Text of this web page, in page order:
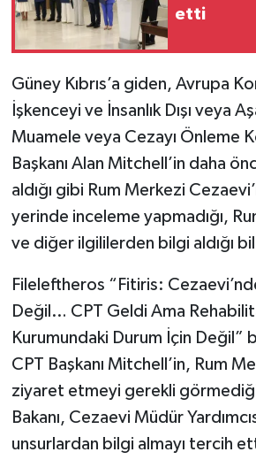
etti
Güney Kıbrıs’a giden, Avrupa
İşkenceyi ve İnsanlık Dışı veya
Muamele veya Cezayı Önleme
Başkanı Alan Mitchell’in daha
aldığı gibi Rum Merkezi
yerinde inceleme yapmadığı,
ve diğer ilgililerden bilgi aldığı
Fileleftheros “Fitiris:
Değil… CPT Geldi Ama
Kurumundaki Durum İçin Değil”
CPT Başkanı Mitchell’in, Rum
ziyaret etmeyi gerekli
Bakanı, Cezaevi Müdür
unsurlardan bilgi almayı tercih